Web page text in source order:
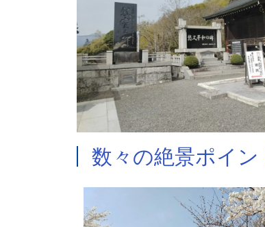
数々の絶景ポイン